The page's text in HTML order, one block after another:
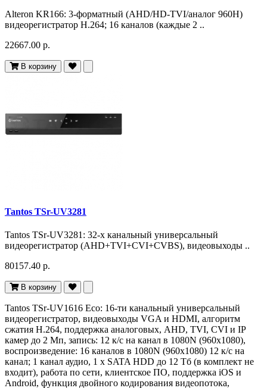
Alteron KR166: 3-форматный (AHD/HD-TVI/аналог 960H)
видеорегистратор H.264; 16 каналов (каждые 2 ..
22667.00 р.
В корзину
Tantos TSr-UV3281
Tantos TSr-UV3281: 32-х канальный универсальный
видеорегистратор (AHD+TVI+CVI+CVBS), видеовыходы ..
80157.40 р.
В корзину
Tantos TSr-UV1616 Eco: 16-ти канальный универсальный
видеорегистратор, видеовыходы VGA и HDMI, алгоритм
сжатия H.264, поддержка аналоговых, AHD, TVI, CVI и IP
камер до 2 Мп, запись: 12 к/с на канал в 1080N (960x1080),
воспроизведение: 16 каналов в 1080N (960х1080) 12 к/с на
канал; 1 канал аудио, 1 х SATA HDD до 12 Тб (в комплект не
входит), работа по сети, клиентское ПО, поддержка iOS и
Android, функция двойного кодирования видеопотока,